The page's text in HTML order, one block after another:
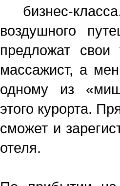
бизнес-
воздушного
предложат свои
массажист, а
одному из
этого курорта.
сможет и
отеля.